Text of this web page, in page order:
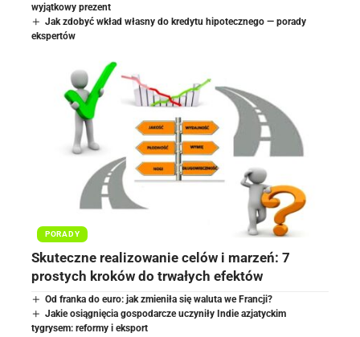
wyjątkowy prezent
Jak zdobyć wkład własny do kredytu hipotecznego — porady
ekspertów
PORADY
Skuteczne realizowanie celów i marzeń: 7
prostych kroków do trwałych efektów
Od franka do euro: jak zmieniła się waluta we Francji?
Jakie osiągnięcia gospodarcze uczyniły Indie azjatyckim
tygrysem: reformy i eksport